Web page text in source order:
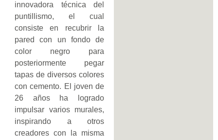
innovadora técnica del
puntillismo, el cual
consiste en recubrir la
pared con un fondo de
color negro para
posteriormente pegar
tapas de diversos colores
con cemento. El joven de
26 años ha logrado
impulsar varios murales,
inspirando a otros
creadores con la misma